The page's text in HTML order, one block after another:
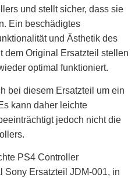
und stellt sicher, dass sie
Ein beschädigtes
und Ästhetik des
dem Original Ersatzteil stellen
optimal funktioniert.
bei diesem Ersatzteil um ein
kann daher leichte
jedoch nicht die
PS4 Controller
Sony Ersatzteil JDM-001, in